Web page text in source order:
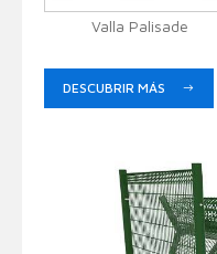
Valla Palisade
DESCUBRIR MÁS